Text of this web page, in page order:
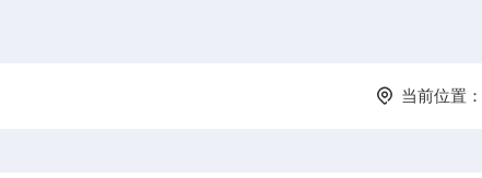
当前位置：